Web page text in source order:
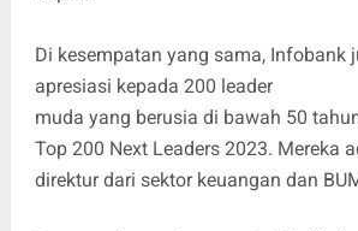
Di kesempatan yang sama, Infobank
apresiasi kepada 200 leader
muda yang berusia di bawah 50
Top 200 Next Leaders 2023. Mereka
direktur dari sektor keuangan dan